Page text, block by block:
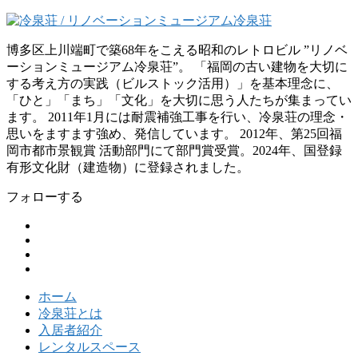
博多区上川端町で築68年をこえる昭和のレトロビル ”リノベ
ーションミュージアム冷泉荘”。 「福岡の古い建物を大切に
する考え方の実践（ビルストック活用）」を基本理念に、
「ひと」「まち」「文化」を大切に思う人たちが集まってい
ます。 2011年1月には耐震補強工事を行い、冷泉荘の理念・
思いをますます強め、発信しています。 2012年、第25回福
岡市都市景観賞 活動部門にて部門賞受賞。2024年、国登録
有形文化財（建造物）に登録されました。
フォローする
ホーム
冷泉荘とは
入居者紹介
レンタルスペース